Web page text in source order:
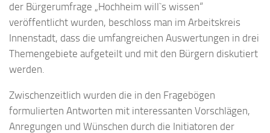
der Bürgerumfrage „Hochheim will`s wissen“
veröffentlicht wurden, beschloss man im Arbeitskreis
Innenstadt, dass die umfangreichen Auswertungen in drei
Themengebiete aufgeteilt und mit den Bürgern diskutiert
werden.
Zwischenzeitlich wurden die in den Fragebögen
formulierten Antworten mit interessanten Vorschlägen,
Anregungen und Wünschen durch die Initiatoren der